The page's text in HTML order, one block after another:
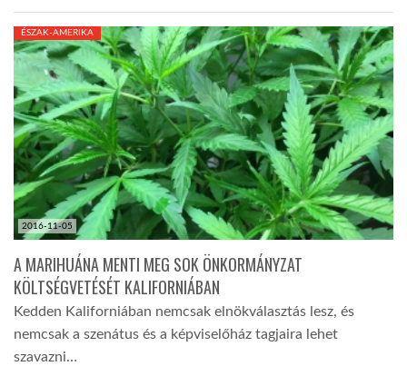
2016-11-05
ÉSZAK-AMERIKA
A MARIHUÁNA MENTI MEG SOK ÖNKORMÁNYZAT
KÖLTSÉGVETÉSÉT KALIFORNIÁBAN
Kedden Kaliforniában nemcsak elnökválasztás lesz, és
nemcsak a szenátus és a képviselőház tagjaira lehet
szavazni…